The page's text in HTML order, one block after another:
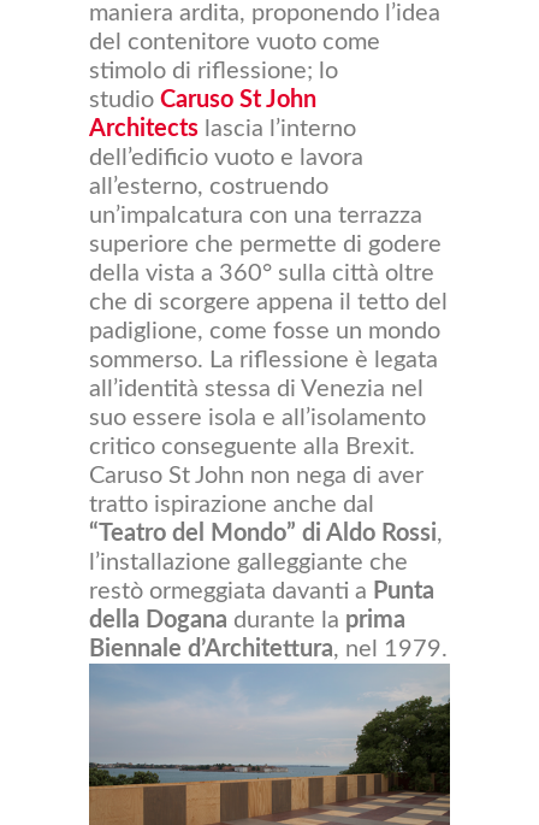
maniera ardita, proponendo l’idea
del contenitore vuoto come
stimolo di riflessione; lo
studio Caruso St John
Architects lascia l’interno
dell’edificio vuoto e lavora
all’esterno, costruendo
un’impalcatura con una terrazza
superiore che permette di godere
della vista a 360° sulla città oltre
che di scorgere appena il tetto del
padiglione, come fosse un mondo
sommerso. La riflessione è legata
all’identità stessa di Venezia nel
suo essere isola e all’isolamento
critico conseguente alla Brexit.
Caruso St John non nega di aver
tratto ispirazione anche dal
“Teatro del Mondo” di Aldo Rossi,
l’installazione galleggiante che
restò ormeggiata davanti a Punta
della Dogana durante la prima
Biennale d’Architettura, nel 1979.